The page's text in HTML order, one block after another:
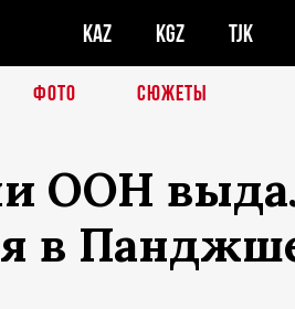
KAZ KGZ TJK
ФОТО СЮЖЕТЫ
ООН
в